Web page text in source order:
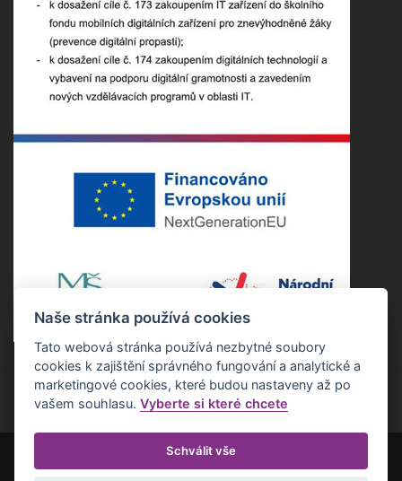
Copyright ©2022 Základní škola Nepomuk. Všechna práva vyhrazena.
Naše stránka používá cookies
Tato webová stránka používá nezbytné soubory
cookies k zajištění správného fungování a analytické a
marketingové cookies, které budou nastaveny až po
vašem souhlasu.Vyberte si které chcete
Schválit vše